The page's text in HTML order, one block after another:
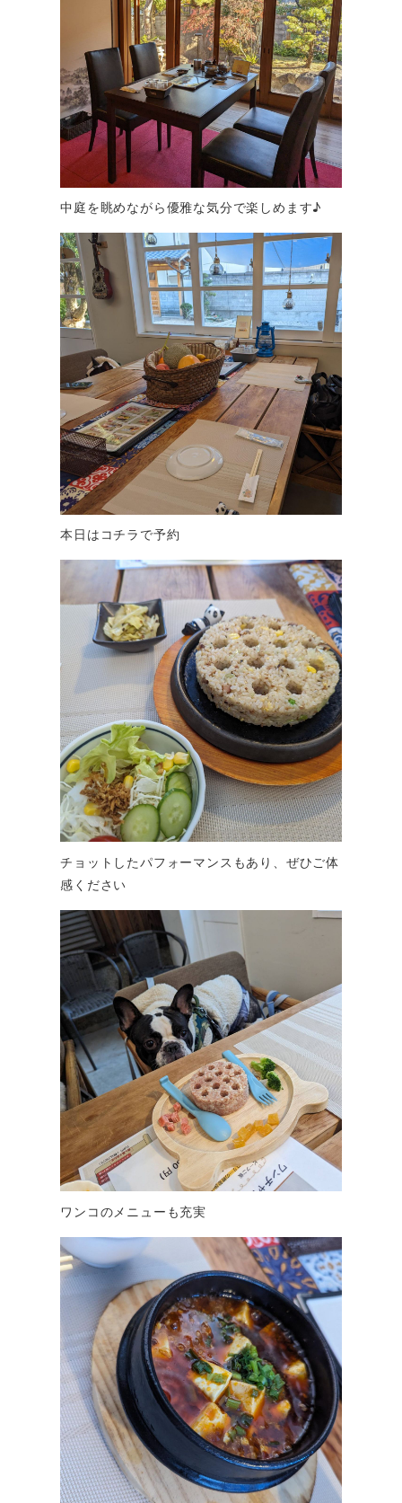
中庭を眺めながら優雅な気分で楽しめます♪
本日はコチラで予約
チョットしたパフォーマンスもあり、ぜひご体
感ください
ワンコのメニューも充実